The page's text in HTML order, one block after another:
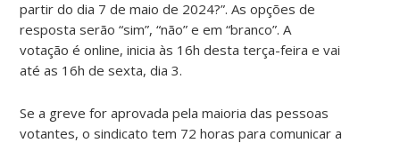
partir do dia 7 de maio de 2024?”. As opções de
resposta serão “sim”, “não” e em “branco”. A
votação é online, inicia às 16h desta terça-feira e vai
até as 16h de sexta, dia 3.
Se a greve for aprovada pela maioria das pessoas
votantes, o sindicato tem 72 horas para comunicar a